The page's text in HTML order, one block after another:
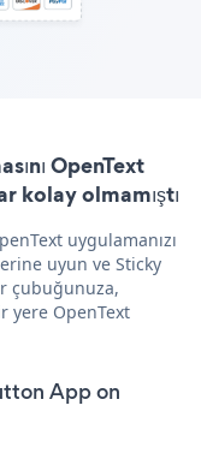
OpenText
kolay olmamıştı
uygulamanızı
uyun ve Sticky
çubuğunuza,
yere OpenText
App on